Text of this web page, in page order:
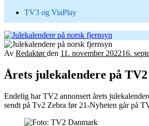
TV3 og ViaPlay
Av Redaktørden 11. november 202216.
Årets julekalendere på TV2
Endelig har TV2 annonsert årets
sendt på Tv2 Zebra før 21-Nyheten går på